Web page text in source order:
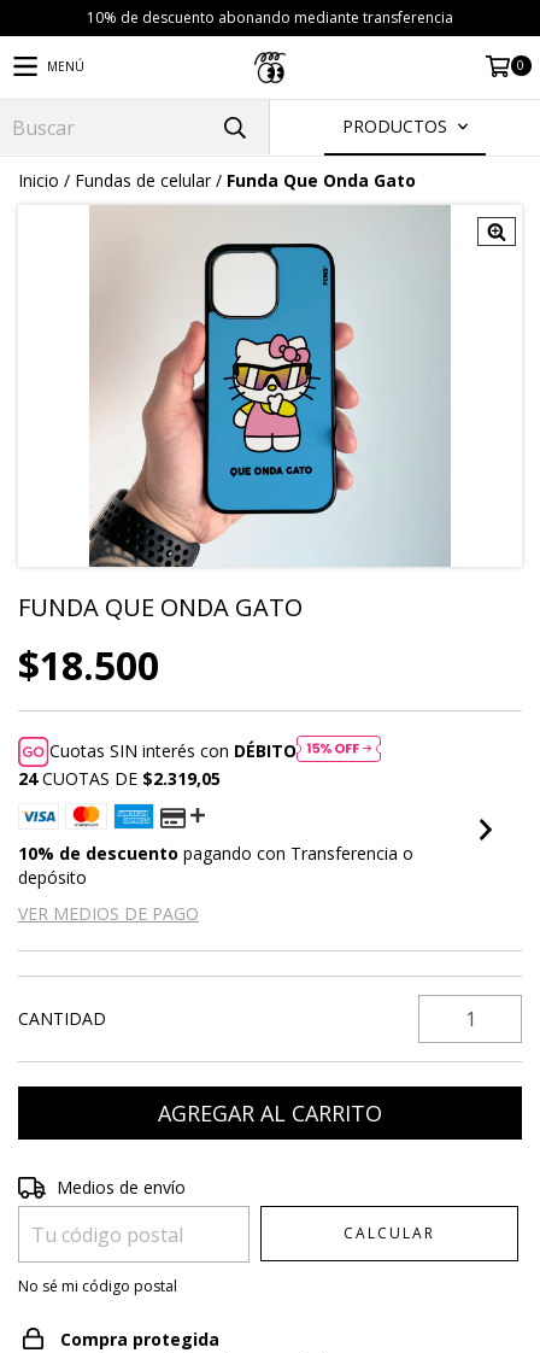
10% de descuento abonando mediante transferencia
MENÚ 0
PRODUCTOS
Inicio / Fundas de celular / Funda Que Onda Gato
FUNDA QUE ONDA GATO
$18.500
Cuotas SIN interés con DÉBITO
24 CUOTAS DE $2.319,05
10% de descuento pagando con Transferencia o
depósito
VER MEDIOS DE PAGO
CANTIDAD
Entregas para el CP:
Medios de envío
CALCULAR
No sé mi código postal
Compra protegida